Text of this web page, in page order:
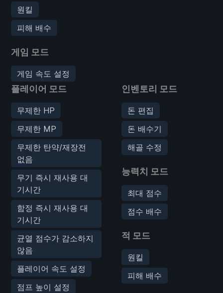
원킬
피해 배수
게임 모드
게임 속도 설정
플레이어 모드
무제한 HP
무제한 MP
무제한 탄약/재장전
없음
무기 즉시 재사용 대
기시간
함정 즉시 재사용 대
기시간
균열 점수가 감소하지
않음
플레이어 속도 설정
점프 높이 설정
인벤토리 모드
돈 편집
돈 배수기
해골 수정
능력치 모드
최대 점수
점수 배수
적 모드
원킬
피해 배수